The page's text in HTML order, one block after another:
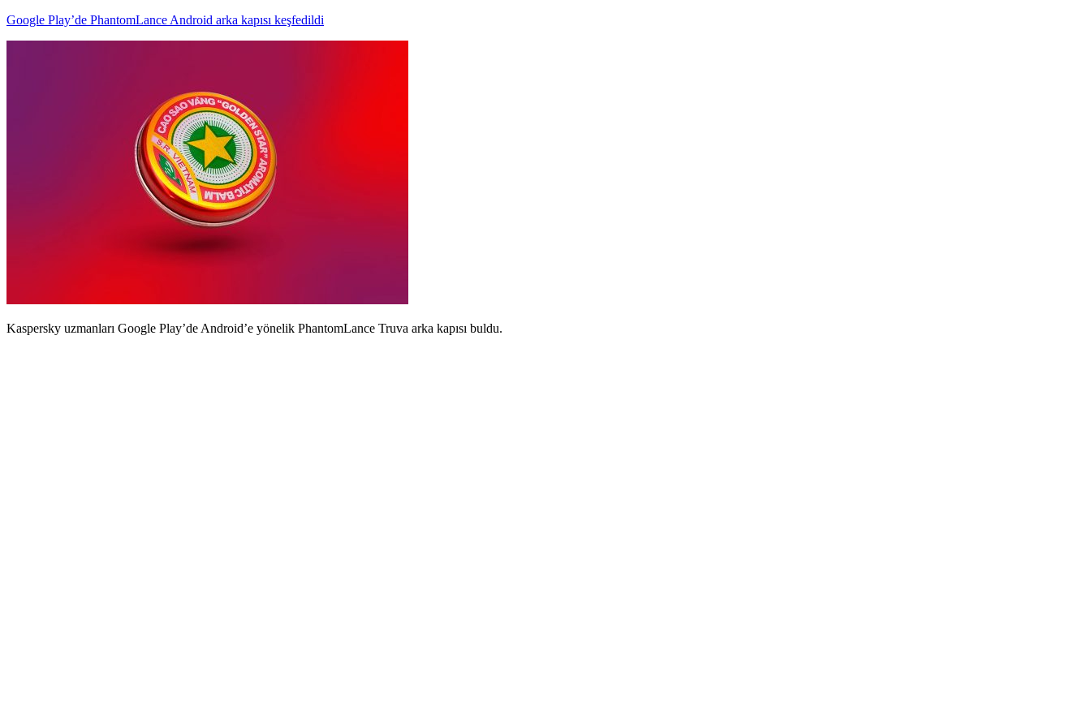
Google Play’de PhantomLance Android arka kapısı keşfedildi
Kaspersky uzmanları Google Play’de Android’e yönelik PhantomLance Truva arka kapısı buldu.